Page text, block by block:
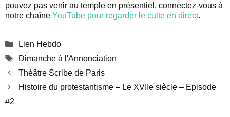
pouvez pas venir au temple en présentiel, connectez-vous à
notre chaîne YouTube pour regarder le culte en direct.
Catégories
Lien Hebdo
Étiquettes
Dimanche à l'Annonciation
Théâtre Scribe de Paris
Histoire du protestantisme – Le XVIIe siècle – Episode
#2